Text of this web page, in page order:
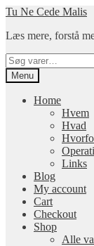
Spring
navigation
Spring
indhold
Tu Ne Cede Malis
Læs mere, forstå
Søg
efter:
Menu
Home
Hvem
Hvad
Links
Blog
My account
Cart
Checkout
Shop
Alle